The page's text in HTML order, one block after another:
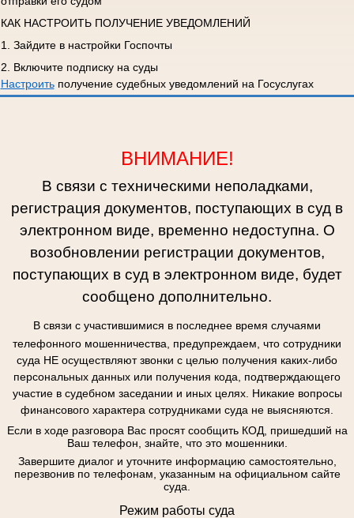
КАК НАСТРОИТЬ ПОЛУЧЕНИЕ УВЕДОМЛЕНИЙ
1. Зайдите в настройки Госпочты
2. Включите подписку на суды
Настроитьполучение судебных уведомлений на Госуслугах
ВНИМАНИЕ!
В связи с техническими неполадками,
регистрация документов, поступающих в суд в
электронном виде, временно недоступна. О
возобновлении регистрации документов,
поступающих в суд в электронном виде, будет
сообщено дополнительно.
В связи с участившимися в последнее время случаями
телефонного мошенничества, предупреждаем, что сотрудники
суда НЕ осуществляют звонки с целью получения каких-либо
персональных данных или получения кода, подтверждающего
участие в судебном заседании и иных целях. Никакие вопросы
финансового характера сотрудниками суда не выясняются.
Если в ходе разговора Вас просят сообщить КОД, пришедший на
Ваш телефон, знайте, что это мошенники.
Завершите диалог и уточните информацию самостоятельно,
перезвонив по телефонам, указанным на официальном сайте
суда.
Режим работы суда